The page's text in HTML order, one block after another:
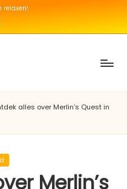
relaxen!
alles over Merlin’s Quest in
Merlin’s